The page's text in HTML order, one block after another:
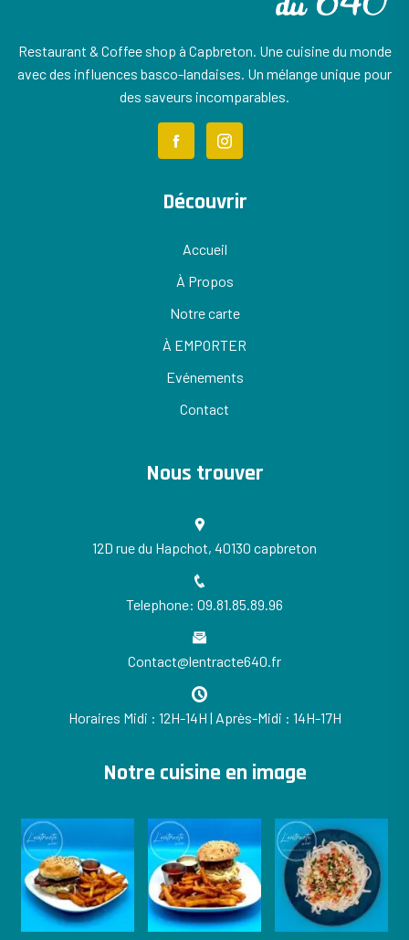
Restaurant & Coffee shop à Capbreton. Une cuisine du monde
avec des influences basco-landaises. Un mélange unique pour
des saveurs incomparables.
Découvrir
Accueil
À Propos
Notre carte
À EMPORTER
Evénements
Contact
Nous trouver
12D rue du Hapchot, 40130 capbreton
Telephone: 09.81.85.89.96
Contact@lentracte640.fr
Horaires Midi : 12H-14H | Après-Midi : 14H-17H
Notre cuisine en image